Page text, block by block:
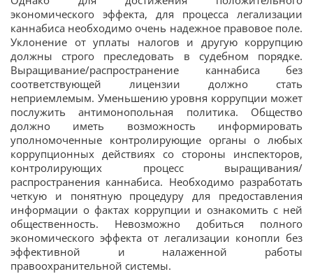
экономического эффекта, для процесса легализации
каннабиса необходимо очень надежное правовое поле.
Уклонение от уплаты налогов и другую коррупцию
должны строго преследовать в судебном порядке.
Выращивание/распространение каннабиса без
соответствующей лицензии должно стать
неприемлемым. Уменьшению уровня коррупции может
послужить антимонопольная политика. Общество
должно иметь возможность информировать
уполномоченные контролирующие органы о любых
коррупционных действиях со стороны инспекторов,
контролирующих процесс выращивания/
распространения каннабиса. Необходимо разработать
четкую и понятную процедуру для предоставления
информации о фактах коррупции и ознакомить с ней
общественность. Невозможно добиться полного
экономического эффекта от легализации конопли без
эффективной и налаженной работы
правоохранительной системы.